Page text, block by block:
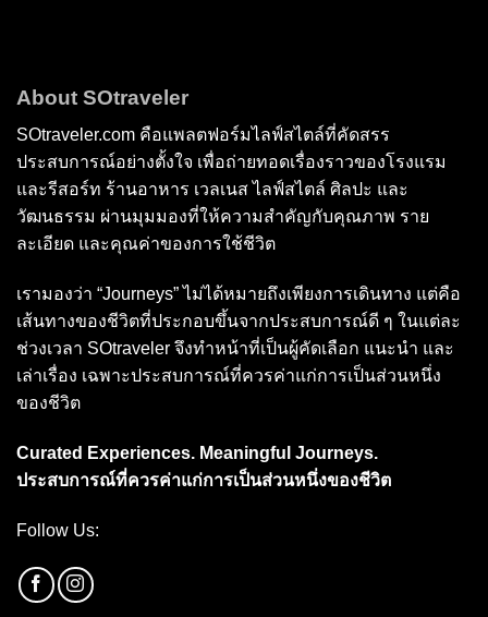
About SOtraveler
SOtraveler.com คือแพลตฟอร์มไลฟ์สไตล์ที่คัดสรร
ประสบการณ์อย่างตั้งใจ เพื่อถ่ายทอดเรื่องราวของโรงแรม
และรีสอร์ท ร้านอาหาร เวลเนส ไลฟ์สไตล์ ศิลปะ และ
วัฒนธรรม ผ่านมุมมองที่ให้ความสำคัญกับคุณภาพ ราย
ละเอียด และคุณค่าของการใช้ชีวิต
เรามองว่า “Journeys” ไม่ได้หมายถึงเพียงการเดินทาง แต่คือ
เส้นทางของชีวิตที่ประกอบขึ้นจากประสบการณ์ดี ๆ ในแต่ละ
ช่วงเวลา SOtraveler จึงทำหน้าที่เป็นผู้คัดเลือก แนะนำ และ
เล่าเรื่อง เฉพาะประสบการณ์ที่ควรค่าแก่การเป็นส่วนหนึ่ง
ของชีวิต
Curated Experiences. Meaningful Journeys.
ประสบการณ์ที่ควรค่าแก่การเป็นส่วนหนึ่งของชีวิต
Follow Us: